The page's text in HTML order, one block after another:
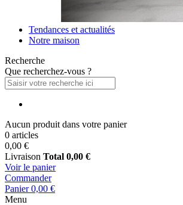
Tendances et actualités
Notre maison
Recherche
Que recherchez-vous ?
Aucun produit dans votre panier
0 articles
0,00 €
Livraison Total 0,00 €
Voir le panier
Commander
Panier 0,00 €
Menu